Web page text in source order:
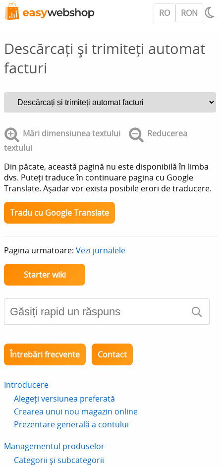
RO RON
Descărcați și trimiteți automat
facturi
Mări dimensiunea textului
Reducerea
textului
Din păcate, această pagină nu este disponibilă în limba
dvs. Puteți traduce în continuare pagina cu Google
Translate. Așadar vor exista posibile erori de traducere.
Tradu cu Google Translate
Pagina urmatoare: Vezi jurnalele
Starter wiki
Întrebări frecvente Contact
Introducere
Alegeți versiunea preferată
Crearea unui nou magazin online
Prezentare generală a contului
Managementul produselor
Categorii și subcategorii